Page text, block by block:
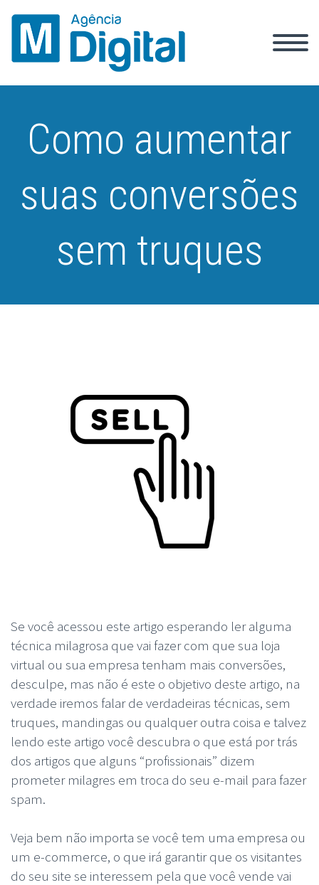
Como aumentar
suas conversões
sem truques
Se você acessou este artigo esperando ler alguma
técnica milagrosa que vai fazer com que sua loja
virtual ou sua empresa tenham mais conversões,
desculpe, mas não é este o objetivo deste artigo, na
verdade iremos falar de verdadeiras técnicas, sem
truques, mandingas ou qualquer outra coisa e talvez
lendo este artigo você descubra o que está por trás
dos artigos que alguns “profissionais” dizem
prometer milagres em troca do seu e-mail para fazer
spam.
Veja bem não importa se você tem uma empresa ou
um e-commerce, o que irá garantir que os visitantes
do seu site se interessem pela que você vende vai